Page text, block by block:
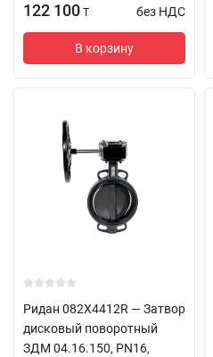
122 100 T без НДС
В корзину
Ридан 082X4412R — Затвор
дисковый поворотный
ЗДМ 04.16.150, PN16,